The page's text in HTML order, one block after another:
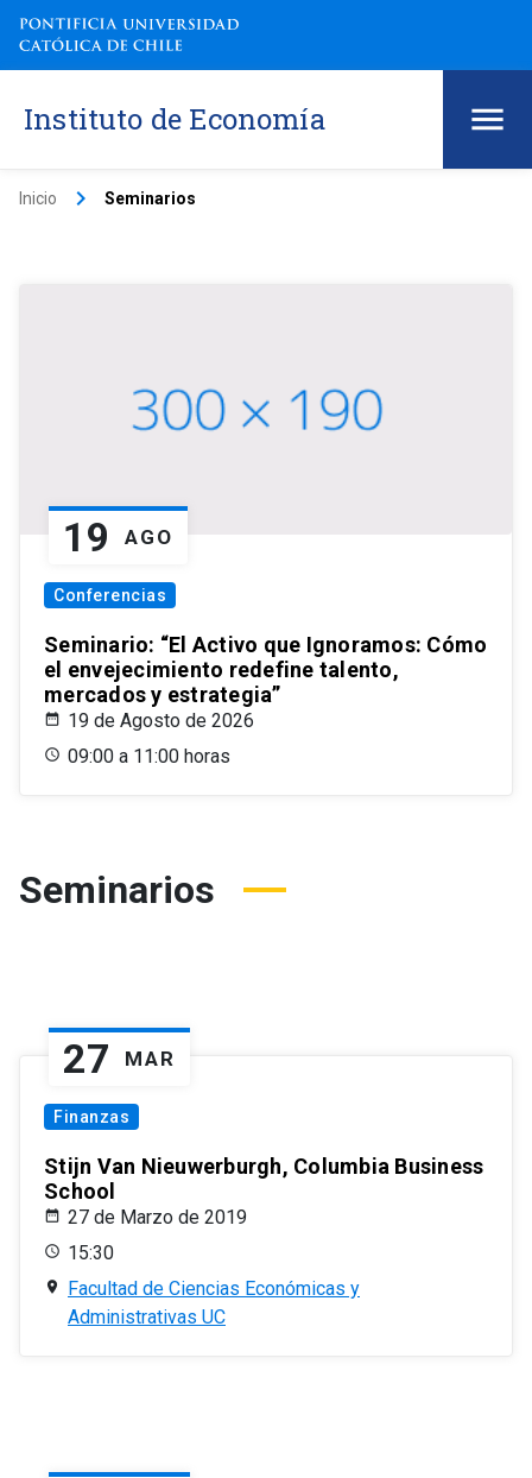
Instituto de Economía
Inicio keyboard_arrow_right Seminarios
19 AGO
Conferencias
Seminario: “El Activo que Ignoramos: Cómo
el envejecimiento redefine talento,
mercados y estrategia”
19 de Agosto de 2026
09:00 a 11:00 horas
Seminarios
27 MAR
Finanzas
Stijn Van Nieuwerburgh, Columbia Business
School
27 de Marzo de 2019
15:30
Facultad de Ciencias Económicas y
Administrativas UC